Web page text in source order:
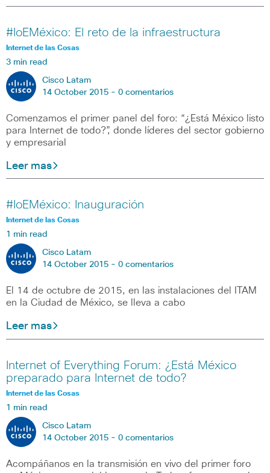
#IoEMéxico: El reto de la infraestructura
Internet de las Cosas
3 min read
Cisco Latam
14 October 2015 - 0 comentarios
Comenzamos el primer panel del foro: “¿Está México listo
para Internet de todo?”, donde líderes del sector gobierno
y empresarial
Leer mas
#IoEMéxico: Inauguración
Internet de las Cosas
1 min read
Cisco Latam
14 October 2015 - 0 comentarios
El 14 de octubre de 2015, en las instalaciones del ITAM
en la Ciudad de México, se lleva a cabo
Leer mas
Internet of Everything Forum: ¿Está México
preparado para Internet de todo?
Internet de las Cosas
1 min read
Cisco Latam
14 October 2015 - 0 comentarios
Acompáñanos en la transmisión en vivo del primer foro